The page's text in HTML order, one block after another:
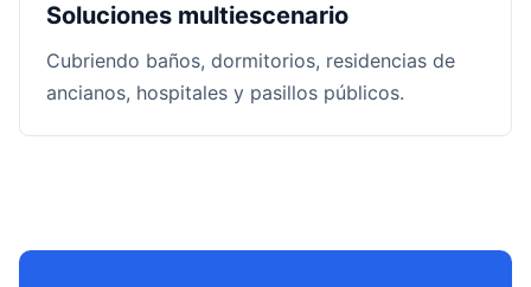
Soluciones multiescenario
Cubriendo baños, dormitorios, residencias de
ancianos, hospitales y pasillos públicos.